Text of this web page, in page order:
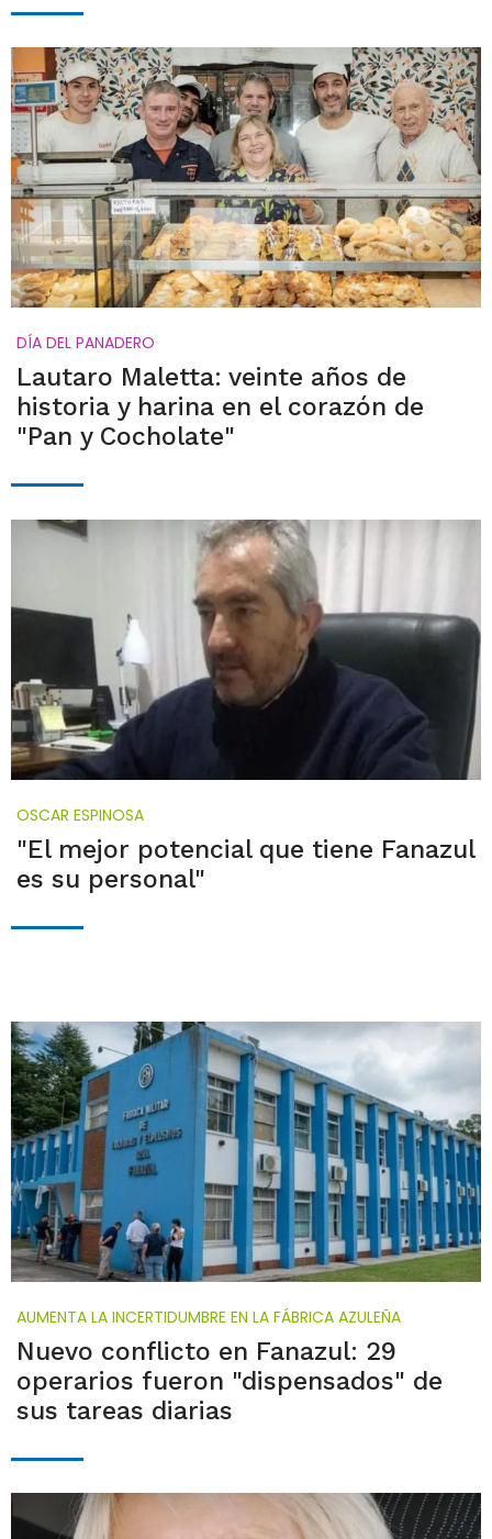
DÍA DEL PANADERO
Lautaro Maletta: veinte años de
historia y harina en el corazón de
"Pan y Cocholate"
OSCAR ESPINOSA
"El mejor potencial que tiene Fanazul
es su personal"
AUMENTA LA INCERTIDUMBRE EN LA FÁBRICA AZULEÑA
Nuevo conflicto en Fanazul: 29
operarios fueron "dispensados" de
sus tareas diarias